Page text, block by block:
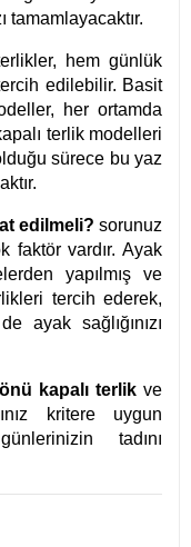
tamamlayacaktır.
hem günlük
edilebilir. Basit
her ortamda
terlik modelleri
sürece bu yaz
edilmeli? sorunuz
faktör vardır. Ayak
yapılmış ve
tercih ederek,
ayak sağlığınızı
önü kapalı terlik ve
kritere uygun
tadını